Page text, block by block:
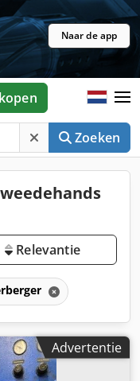
Naar de app
Zoeken
Relevantie
Advertentie